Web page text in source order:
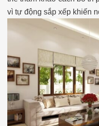
vì tự động sắp xếp khiến